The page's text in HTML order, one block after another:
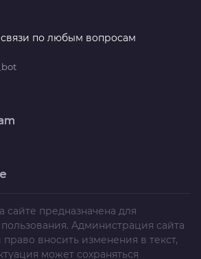
по любым вопросам
предназначена для
Администрация сайта
право вносить изменения в текст,
может сохраняться